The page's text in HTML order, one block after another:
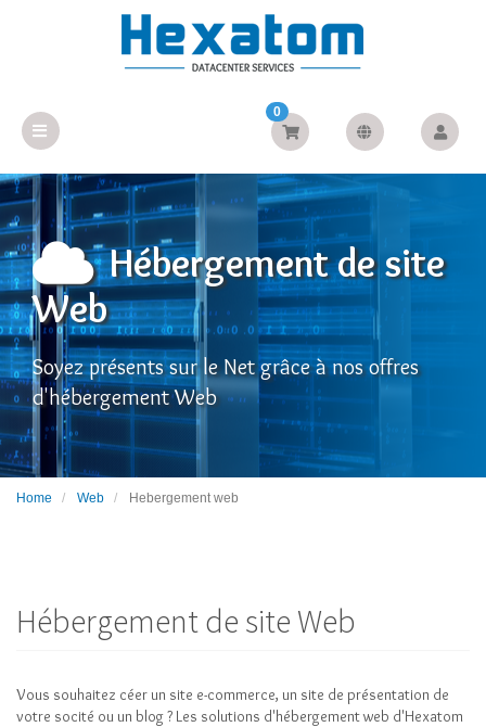
0
Hébergement de site
Web
Soyez présents sur le Net grâce à nos offres
d'hébergement Web
Home Web Hebergement web
Hébergement de site Web
Vous souhaitez céer un site e-commerce, un site de présentation de
votre socité ou un blog ? Les solutions d'hébergement web d'Hexatom